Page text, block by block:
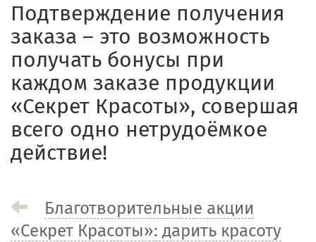
Подтверждение получения
заказа – это возможность
получать бонусы при
каждом заказе продукции
«Секрет Красоты», совершая
всего одно нетрудоёмкое
действие!
Благотворительные акции
«Секрет Красоты»: дарить красоту